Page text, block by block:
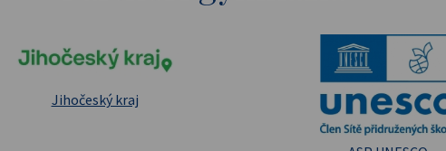
Masarykova universita